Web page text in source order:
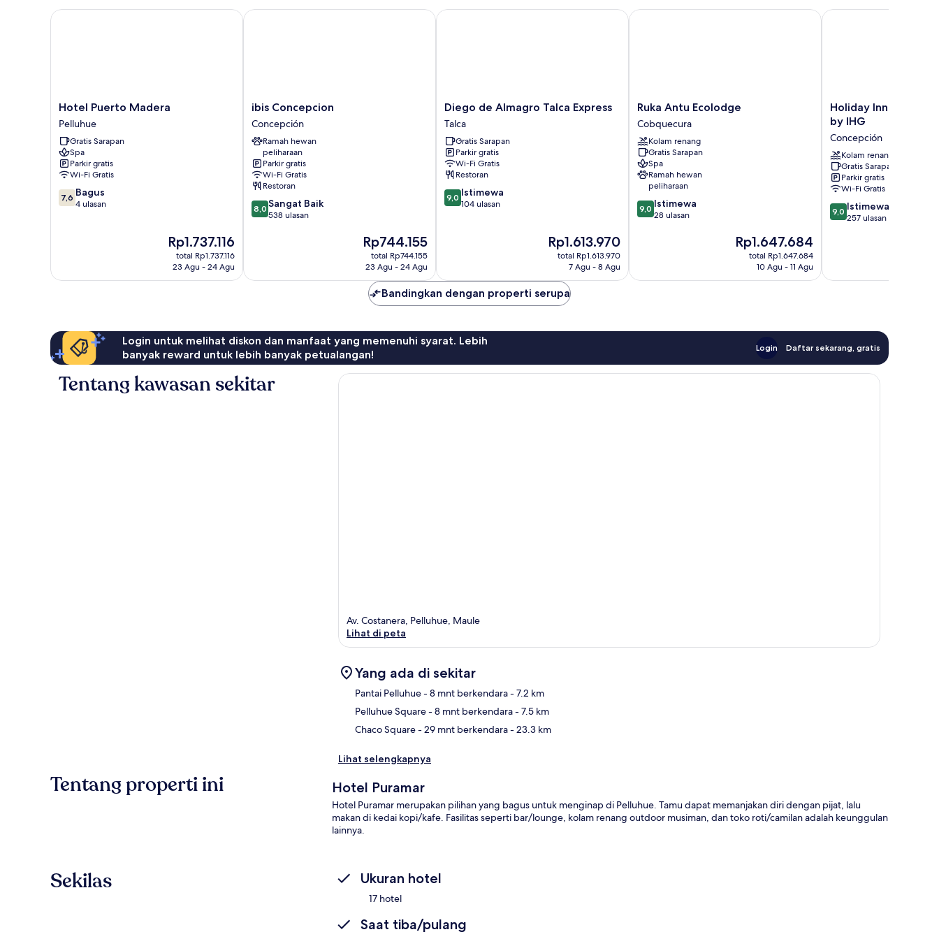
Hotel
Puerto
Madera
Pelluhue
Hotel Puerto Madera
Pelluhue
Gratis Sarapan
Spa
Parkir gratis
Wi-Fi Gratis
7.6
dari
7,6 Bagus
4 ulasan
Harga
sekarang
Rp1.737.116
Rp1.737.116
total Rp1.737.116
23 Agu - 24 Agu
Hotel Puerto Madera
ibis
Concepcion
Concepción
ibis Concepcion
Concepción
Ramah hewan
peliharaan
Parkir gratis
Wi-Fi Gratis
Restoran
8.0
dari
ulasan
8,0 Sangat Baik
538 ulasan
Harga
sekarang
Rp744.155
Rp744.155
total Rp744.155
23 Agu - 24 Agu
ibis Concepcion
Diego
de
Almagro
Talca
Express
Talca
Diego de Almagro Talca Express
Talca
Gratis Sarapan
Parkir gratis
Wi-Fi Gratis
Restoran
9.0
dari
9,0 Istimewa
104 ulasan
Harga
sekarang
Rp1.613.970
Rp1.613.970
total Rp1.613.970
7 Agu - 8 Agu
Diego de Almagro Talca Express
Ruka
Antu
Ecolodge
Cobquecura
Ruka Antu Ecolodge
Cobquecura
Kolam renang
Gratis Sarapan
Spa
Ramah hewan
peliharaan
9.0
dari
9,0 Istimewa
28 ulasan
Harga
sekarang
Rp1.647.684
Rp1.647.684
total Rp1.647.684
10 Agu - 11 Agu
Ruka Antu Ecolodge
Holiday
Inn
Express
Concepcion
by
IHG
Concepción
Holiday Inn Express
by IHG
Concepción
Kolam renang
Gratis Sarapan
Parkir gratis
Wi-Fi Gratis
9.0
dari
9,0 Istimewa
257 ulasan
Holiday Inn Express
Bandingkan dengan properti serupa
Login untuk melihat diskon dan manfaat yang memenuhi syarat. Lebih
banyak reward untuk lebih banyak petualangan!
Login Daftar sekarang, gratis
Tentang kawasan sekitar
Av. Costanera, Pelluhue, Maule
Lihat di peta
Yang ada di sekitar
Pantai Pelluhue- 8 mnt berkendara- 7.2 km
Pelluhue Square- 8 mnt berkendara- 7.5 km
Chaco Square- 29 mnt berkendara- 23.3 km
Lihat selengkapnya
Tentang properti ini Hotel Puramar
Hotel Puramar merupakan pilihan yang bagus untuk menginap di Pelluhue. Tamu dapat memanjakan diri dengan pijat, lalu
makan di kedai kopi/kafe. Fasilitas seperti bar/lounge, kolam renang outdoor musiman, dan toko roti/camilan adalah keunggulan
lainnya.
Sekilas Ukuran hotel
17 hotel
Saat tiba/pulang